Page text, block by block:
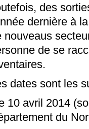
des
dernière à
nouveaus
de se
dates sont les
10 avril 2014
du